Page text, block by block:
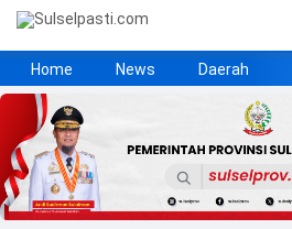
Home
News
Daerah
Ekonomi
Gaya Hidup
Kesehatan
Metro
Nasional
Hukrim
Olahraga
Politik
UMKM
Opini
Home News Daerah